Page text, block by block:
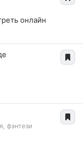
онлайн
фэнтези